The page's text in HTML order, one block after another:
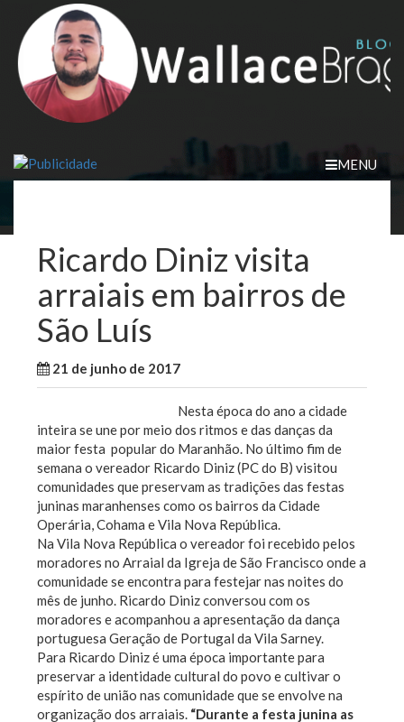
content
MENU
Ricardo Diniz visita
arraiais em bairros de
São Luís
21 de junho de 2017
Nesta época do ano a cidade
inteira se une por meio dos ritmos e das danças da
maior festa popular do Maranhão. No último fim de
semana o vereador Ricardo Diniz (PC do B) visitou
comunidades que preservam as tradições das festas
juninas maranhenses como os bairros da Cidade
Operária, Cohama e Vila Nova República.
Na Vila Nova República o vereador foi recebido pelos
moradores no Arraial da Igreja de São Francisco onde a
comunidade se encontra para festejar nas noites do
mês de junho. Ricardo Diniz conversou com os
moradores e acompanhou a apresentação da dança
portuguesa Geração de Portugal da Vila Sarney.
Para Ricardo Diniz é uma época importante para
preservar a identidade cultural do povo e cultivar o
espírito de união nas comunidade que se envolve na
organização dos arraiais. “Durante a festa junina as